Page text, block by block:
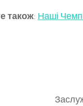
також: Наші